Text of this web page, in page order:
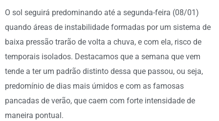
O sol seguirá predominando até a segunda-feira (08/01)
quando áreas de instabilidade formadas por um sistema de
baixa pressão trarão de volta a chuva, e com ela, risco de
temporais isolados. Destacamos que a semana que vem
tende a ter um padrão distinto dessa que passou, ou seja,
predomínio de dias mais úmidos e com as famosas
pancadas de verão, que caem com forte intensidade de
maneira pontual.